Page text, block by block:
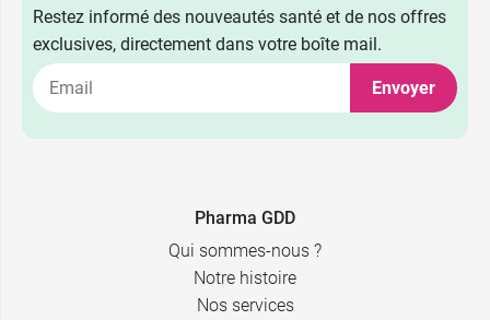
Restez informé des nouveautés santé et de nos offres
exclusives, directement dans votre boîte mail.
Envoyer
Pharma GDD
Qui sommes-nous ?
Notre histoire
Nos services